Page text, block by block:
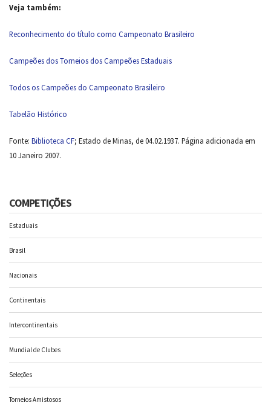
Veja também:
Reconhecimento do título como Campeonato Brasileiro
Campeões dos Torneios dos Campeões Estaduais
Todos os Campeões do Campeonato Brasileiro
Tabelão Histórico
Fonte: Biblioteca CF; Estado de Minas, de 04.02.1937. Página adicionada em
10 Janeiro 2007.
COMPETIÇÕES
Estaduais
Brasil
Nacionais
Continentais
Intercontinentais
Mundial de Clubes
Seleções
Torneios Amistosos